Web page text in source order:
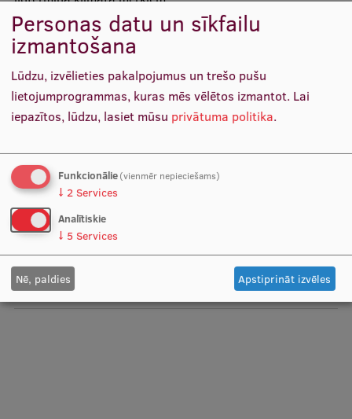
Pētniecības datu pārvaldība
RSU zinātnes portāls
Zinātnes ietekme
Pētniecības platformas
Pētniecības pakalpojumi
Pētniecības projekti
Zinātnieku brokastis
Vertikāli integrētie projekti
Zinātniskās konferences
Inovāciju centrs
Plašāka informācija
Sociālo zinātņu fakultāte
LASĪT VAIRĀK
Norises vieta
Personas datu un sīkfailu
izmantošana
Lūdzu, izvēlieties pakalpojumus un trešo pušu
lietojumprogrammas, kuras mēs vēlētos izmantot. Lai
iepazītos, lūdzu, lasiet mūsu privātuma politika.
Funkcionālie(vienmēr nepieciešams)
↓ 2 Services
Analītiskie
↓ 5 Services
Nē, paldies Apstiprināt izvēles